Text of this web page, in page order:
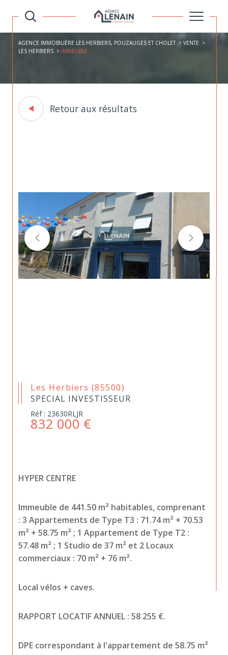
AGENCE IMMOBILIÈRE LES HERBIERS, POUZAUGES ET CHOLET
VENTE
LES HERBIERS
IMMEUBLE
Retour aux résultats
Les Herbiers (85500)
SPECIAL INVESTISSEUR
Réf : 23630RLJR
832 000 €
HYPER CENTRE
Immeuble de 441.50 m² habitables, comprenant
: 3 Appartements de Type T3 : 71.74 m² + 70.53
m² + 58.75 m² ; 1 Appartement de Type T2 :
57.48 m² ; 1 Studio de 37 m² et 2 Locaux
commerciaux : 70 m² + 76 m².
Local vélos + caves.
RAPPORT LOCATIF ANNUEL : 58 255 €.
DPE correspondant à l'appartement de 58.75 m²